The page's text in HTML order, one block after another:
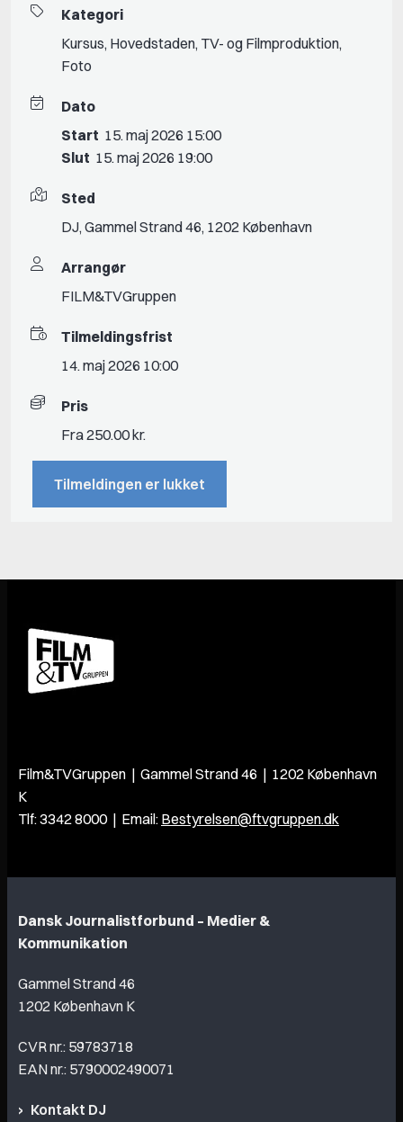
Kategori
Kursus, Hovedstaden, TV- og Filmproduktion,
Foto
Dato
Start 15. maj 2026 15:00
Slut 15. maj 2026 19:00
Sted
DJ, Gammel Strand 46, 1202 København
Arrangør
FILM&TVGruppen
Tilmeldingsfrist
14. maj 2026 10:00
Pris
Fra 250.00 kr.
Tilmeldingen er lukket
Film&TVGruppen | Gammel Strand 46 | 1202 København
K
Tlf: 3342 8000 | Email: Bestyrelsen@ftvgruppen.dk
Dansk Journalistforbund – Medier &
Kommunikation
Gammel Strand 46
1202 København K
CVR nr.: 59783718
EAN nr.: 5790002490071
Kontakt DJ